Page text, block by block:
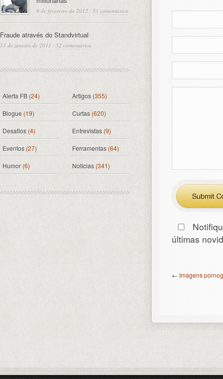
últimas
← Imagens
9 de fevereiro de 2012 · 53 comentários
Fraude através do Standvirtual
13 de janeiro de 2011 · 52 comentários
Alerta FB(24) Artigos (355)
Blogue (19) Curtas (620)
Desafios (4) Entrevistas (9)
Eventos(27) Ferramentas(64)
Humor (6) Notícias(341)